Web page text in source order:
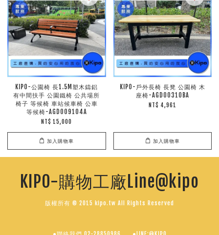
KIPO-公園椅 長1.5M塑木鑄鋁
有中間扶手 公園鐵椅 公共場所
椅子 等候椅 車站候車椅 公車
等候椅-AGD009104A
NT$ 15,000
加入購物車
KIPO-戶外長椅 長凳 公園椅 木
座椅-AGD00310BA
NT$ 4,961
加入購物車
KIPO-購物工廠Line@kipo
版權所有 © 2015 kipo.tw All Rights Reserved